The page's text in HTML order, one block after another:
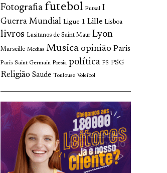
Fotografia futebol Futsal I
Guerra Mundial Ligue 1 Lille Lisboa
livros Lusitanos de Saint Maur Lyon
Marseille Medias Musica opinião Paris
Paris Saint Germain Poesia política PS PSG
Religião Saude Toulouse Voleibol